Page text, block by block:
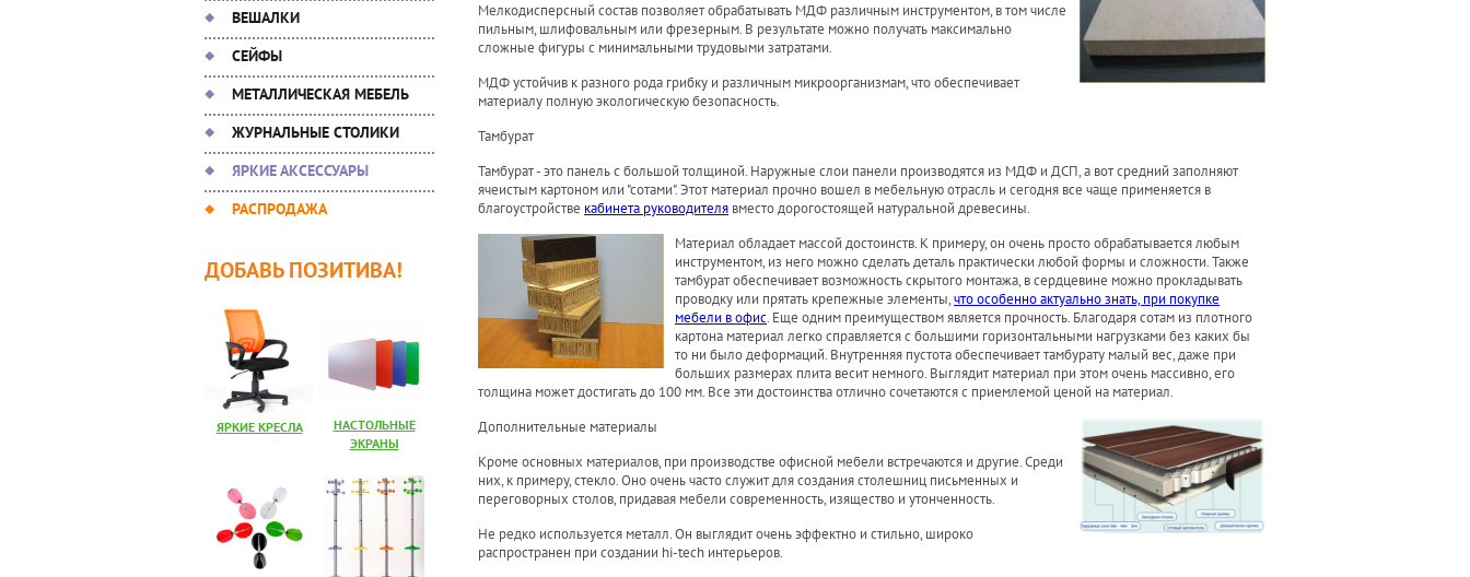
ВЕШАЛКИ
СЕЙФЫ
МЕТАЛЛИЧЕСКАЯ МЕБЕЛЬ
ЖУРНАЛЬНЫЕ СТОЛИКИ
ЯРКИЕ АКСЕССУАРЫ
РАСПРОДАЖА
ДОБАВЬ ПОЗИТИВА!
ЯРКИЕ КРЕСЛА
НАСТОЛЬНЫЕ
ЭКРАНЫ
Мелкодисперсный состав позволяет обрабатывать МДФ различным инструментом, в том числе
пильным, шлифовальным или фрезерным. В результате можно получать максимально
сложные фигуры с минимальными трудовыми затратами.
МДФ устойчив к разного рода грибку и различным микроорганизмам, что обеспечивает
материалу полную экологическую безопасность.
Тамбурат
Тамбурат - это панель с большой толщиной. Наружные слои панели производятся из МДФ и ДСП, а вот средний заполняют
ячеистым картоном или "сотами". Этот материал прочно вошел в мебельную отрасль и сегодня все чаще применяется в
благоустройстве кабинета руководителя вместо дорогостоящей натуральной древесины.
Материал обладает массой достоинств. К примеру, он очень просто обрабатывается любым
инструментом, из него можно сделать деталь практически любой формы и сложности. Также
тамбурат обеспечивает возможность скрытого монтажа, в сердцевине можно прокладывать
проводку или прятать крепежные элементы,что особенно актуально знать, при покупке
мебели в офис. Еще одним преимуществом является прочность. Благодаря сотам из плотного
картона материал легко справляется с большими горизонтальными нагрузками без каких бы
то ни было деформаций. Внутренняя пустота обеспечивает тамбурату малый вес, даже при
больших размерах плита весит немного. Выглядит материал при этом очень массивно, его
толщина может достигать до 100 мм. Все эти достоинства отлично сочетаются с приемлемой ценой на материал.
Дополнительные материалы
Кроме основных материалов, при производстве офисной мебели встречаются и другие. Среди
них, к примеру, стекло. Оно очень часто служит для создания столешниц письменных и
переговорных столов, придавая мебели современность, изящество и утонченность.
Не редко используется металл. Он выглядит очень эффектно и стильно, широко
распространен при создании hi-tech интерьеров.